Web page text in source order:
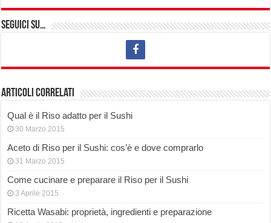
Seguici su…
Articoli correlati
Qual è il Riso adatto per il Sushi
30 Marzo 2015
Aceto di Riso per il Sushi: cos’è e dove comprarlo
31 Marzo 2015
Come cucinare e preparare il Riso per il Sushi
3 Aprile 2015
Ricetta Wasabi: proprietà, ingredienti e preparazione